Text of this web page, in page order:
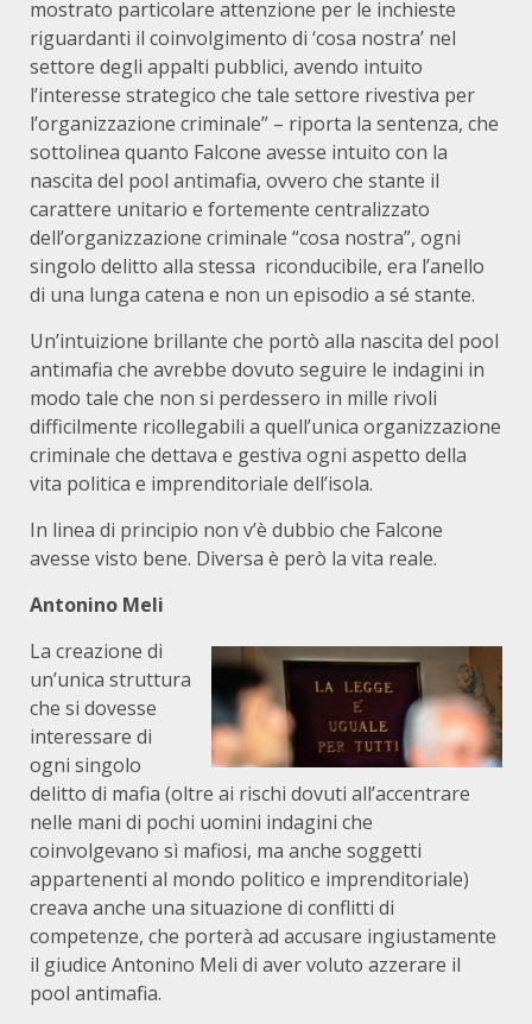
mostrato particolare attenzione per le inchieste
riguardanti il coinvolgimento di ‘cosa nostra’ nel
settore degli appalti pubblici, avendo intuito
l’interesse strategico che tale settore rivestiva per
l’organizzazione criminale” – riporta la sentenza, che
sottolinea quanto Falcone avesse intuito con la
nascita del pool antimafia, ovvero che stante il
carattere unitario e fortemente centralizzato
dell’organizzazione criminale “cosa nostra”, ogni
singolo delitto alla stessa riconducibile, era l’anello
di una lunga catena e non un episodio a sé stante.
Un’intuizione brillante che portò alla nascita del pool
antimafia che avrebbe dovuto seguire le indagini in
modo tale che non si perdessero in mille rivoli
difficilmente ricollegabili a quell’unica organizzazione
criminale che dettava e gestiva ogni aspetto della
vita politica e imprenditoriale dell’isola.
In linea di principio non v’è dubbio che Falcone
avesse visto bene. Diversa è però la vita reale.
Antonino Meli
La creazione di
un’unica struttura
che si dovesse
interessare di
ogni singolo
delitto di mafia (oltre ai rischi dovuti all’accentrare
nelle mani di pochi uomini indagini che
coinvolgevano sì mafiosi, ma anche soggetti
appartenenti al mondo politico e imprenditoriale)
creava anche una situazione di conflitti di
competenze, che porterà ad accusare ingiustamente
il giudice Antonino Meli di aver voluto azzerare il
pool antimafia.